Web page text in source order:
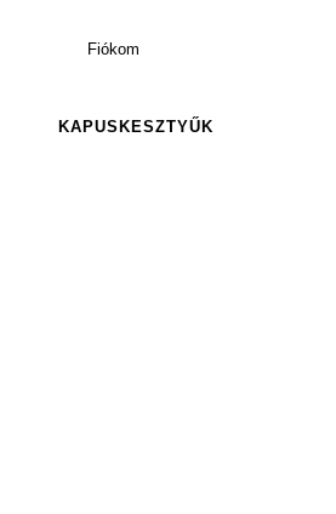
Fiókom
KAPUSKESZTYŰK